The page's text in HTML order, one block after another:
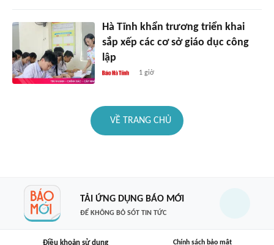
Hà Tĩnh khẩn trương triển khai
sắp xếp các cơ sở giáo dục công
lập
1 giờ
VỀ TRANG CHỦ
TẢI ỨNG DỤNG BÁO MỚI
ĐỂ KHÔNG BỎ SÓT TIN TỨC
Điều khoản sử dụng Chính sách bảo mật